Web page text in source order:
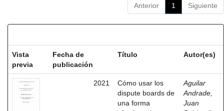
Anterior 1 Siguiente
Vista
previa
Fecha de
publicación
Título Autor(es)
2021
Cómo usar los
dispute boards de
una forma
Aguilar
Andrade,
Juan